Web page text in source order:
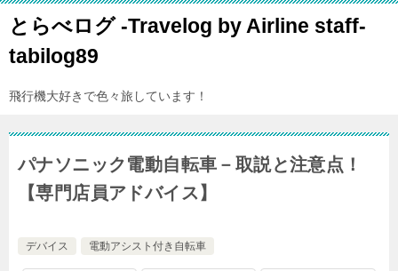
とらべログ -Travelog by Airline staff-
tabilog89
飛行機大好きで色々旅しています！
パナソニック電動自転車－取説と注意点！
【専門店員アドバイス】
デバイス 電動アシスト付き自転車